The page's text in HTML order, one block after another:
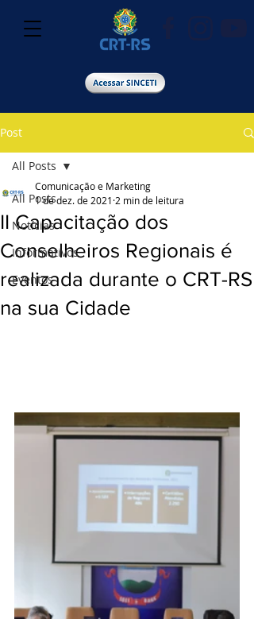
Post
All Posts
Notícias
Informativos
Eventos
All Posts
II Capacitação dos
Conselheiros Regionais é
realizada durante o CRT-RS
na sua Cidade
Comunicação e Marketing
1 de dez. de 2021 2 min de leitura